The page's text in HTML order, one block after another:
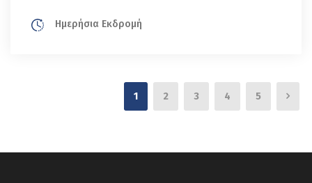
Ημερήσια Εκδρομή
1 2 3 4 5